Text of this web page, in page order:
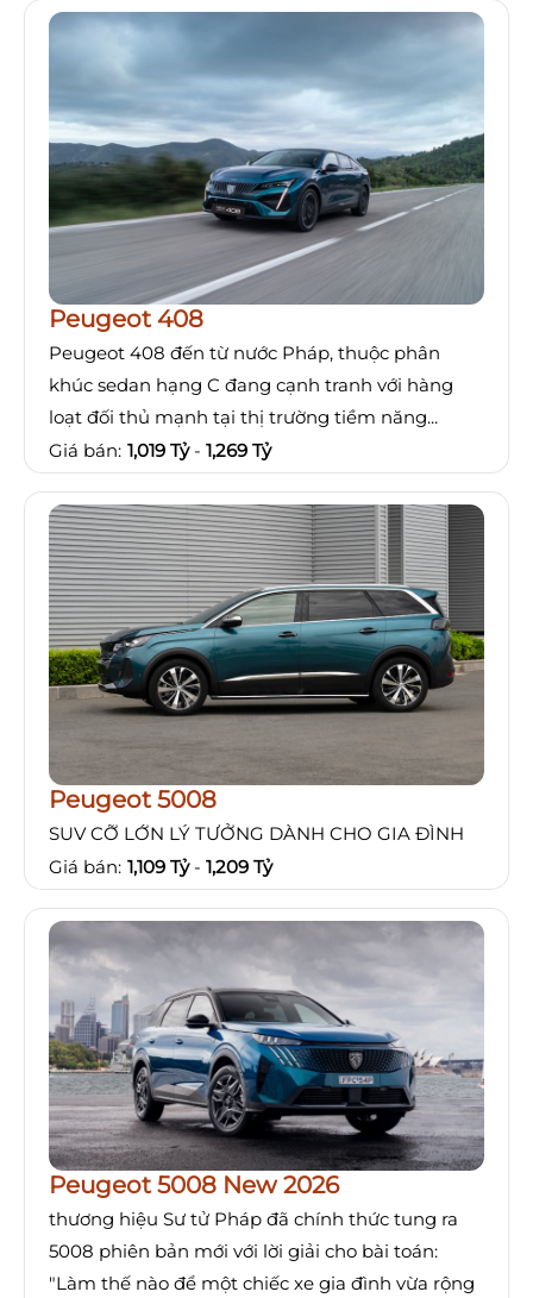
Peugeot 408
Peugeot 408 đến từ nước Pháp, thuộc phân
khúc sedan hạng C đang cạnh tranh với hàng
loạt đối thủ mạnh tại thị trường tiềm năng...
Giá bán: 1,019 Tỷ - 1,269 Tỷ
Peugeot 5008
SUV CỠ LỚN LÝ TƯỞNG DÀNH CHO GIA ĐÌNH
Giá bán: 1,109 Tỷ - 1,209 Tỷ
Peugeot 5008 New 2026
thương hiệu Sư tử Pháp đã chính thức tung ra
5008 phiên bản mới với lời giải cho bài toán:
"Làm thế nào để một chiếc xe gia đình vừa rộng